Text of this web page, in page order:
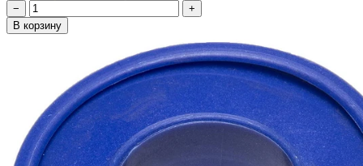
−
+
В корзину